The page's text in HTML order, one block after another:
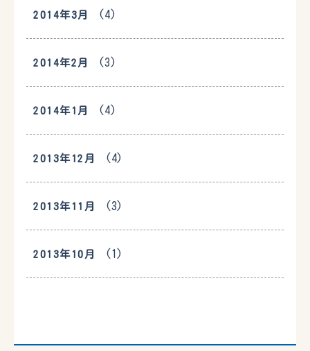
2014年3月 (4)
2014年2月 (3)
2014年1月 (4)
2013年12月 (4)
2013年11月 (3)
2013年10月 (1)